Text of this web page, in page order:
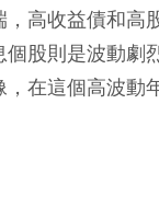
高收益債和
股則是波動劇
在這個高波動